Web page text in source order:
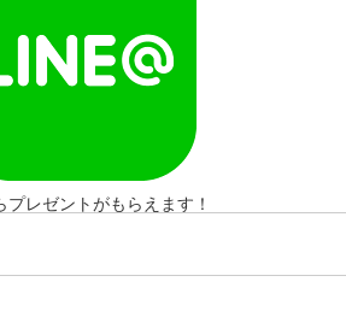
レゼントがもらえます！